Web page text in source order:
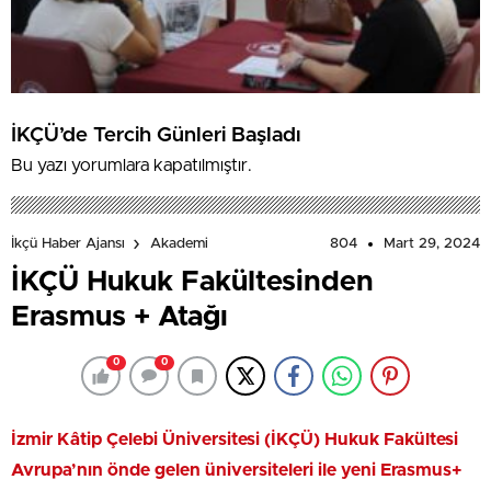
İKÇÜ’de Tercih Günleri Başladı
Bu yazı yorumlara kapatılmıştır.
İkçü Haber Ajansı Akademi 804 Mart 29, 2024
İKÇÜ Hukuk Fakültesinden
Erasmus + Atağı
0 0
İzmir Kâtip Çelebi Üniversitesi (İKÇÜ) Hukuk Fakültesi
Avrupa’nın önde gelen üniversiteleri ile yeni Erasmus+